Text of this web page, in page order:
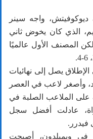
ديوكوفيتش، واجه سينر
الذي كان يخوض ثاني
المصنف الأول عالميًا
يصل إلى نهائيات
وأصغر لاعب في العصر
على الملاعب الصلبة في
الكبرى، والبالغة 27 مباراة، عادلت أفضل سجل
فيدرر.
في ويمبلدون، أصبحت